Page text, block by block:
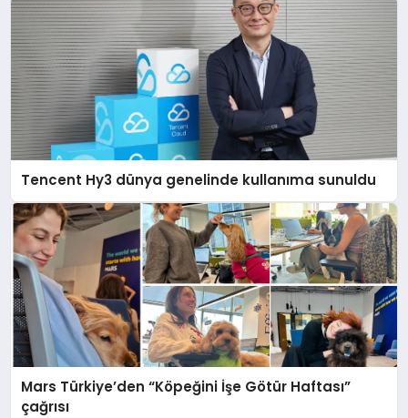
Tencent Hy3 dünya genelinde kullanıma sunuldu
Mars Türkiye’den “Köpeğini İşe Götür Haftası”
çağrısı